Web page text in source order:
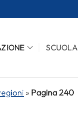
SCUOLA
» Pagina 240